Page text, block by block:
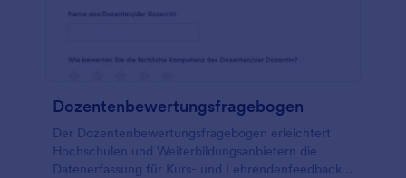
Dozentenbewertungsfragebogen
Der Dozentenbewertungsfragebogen erleichtert
Hochschulen und Weiterbildungsanbietern die
Datenerfassung für Kurs- und Lehrendenfeedback,